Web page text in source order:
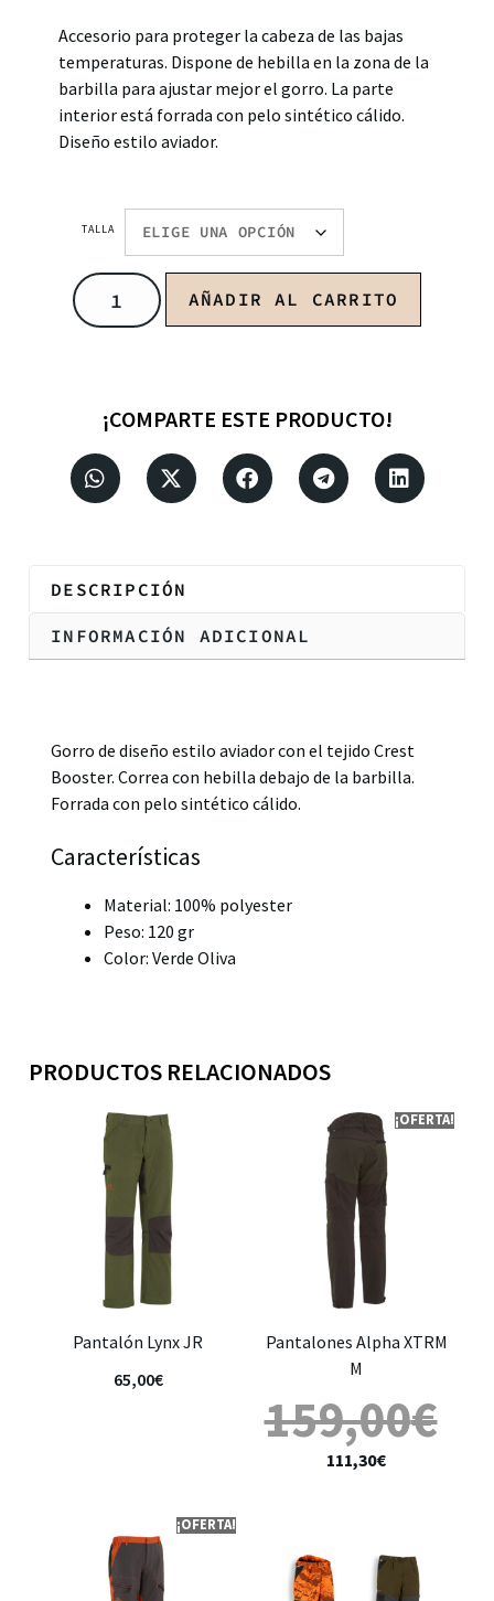
Accesorio para proteger la cabeza de las bajas
temperaturas. Dispone de hebilla en la zona de la
barbilla para ajustar mejor el gorro. La parte
interior está forrada con pelo sintético cálido.
Diseño estilo aviador.
TALLA
AÑADIR AL CARRITO
¡COMPARTE ESTE PRODUCTO!
DESCRIPCIÓN
INFORMACIÓN ADICIONAL
Gorro de diseño estilo aviador con el tejido Crest
Booster. Correa con hebilla debajo de la barbilla.
Forrada con pelo sintético cálido.
Características
Material: 100% polyester
Peso: 120 gr
Color: Verde Oliva
PRODUCTOS RELACIONADOS
Pantalón Lynx JR
65,00€
¡OFERTA!
Pantalones Alpha XTRM
M
159,00€
111,30€
¡OFERTA!